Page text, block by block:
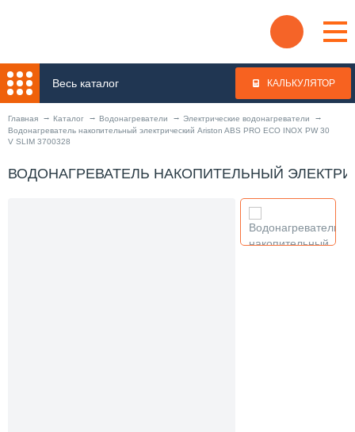
Весь каталог КАЛЬКУЛЯТОР
Главная Каталог Водонагреватели
Электрические водонагреватели
Водонагреватель накопительный электрический Ariston ABS PRO ECO INOX PW 30
V SLIM 3700328
ВОДОНАГРЕВАТЕЛЬ НАКОПИТЕЛЬНЫЙ